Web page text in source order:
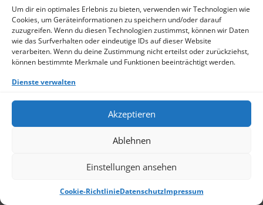
Um dir ein optimales Erlebnis zu bieten, verwenden wir Technologien wie
Cookies, um Geräteinformationen zu speichern und/oder darauf
zuzugreifen. Wenn du diesen Technologien zustimmst, können wir Daten
wie das Surfverhalten oder eindeutige IDs auf dieser Website
verarbeiten. Wenn du deine Zustimmung nicht erteilst oder zurückziehst,
können bestimmte Merkmale und Funktionen beeinträchtigt werden.
Dienste verwalten
Akzeptieren
Ablehnen
Einstellungen ansehen
Cookie-RichtlinieDatenschutzImpressum
Willkommen im Netzwerk
26.11.2025
GWP freut sich über Neuzuwachs: Die SKion Water GmbH
bereichert das Netzwerk als Technologie- und
Lösungsanbieter sowie Anlagenbauer im Bereich
› Weiterlesen